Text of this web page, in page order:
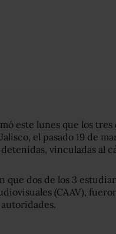
este lunes que los
el pasado 19 de
vinculadas al
que dos de los 3
(CAAV),